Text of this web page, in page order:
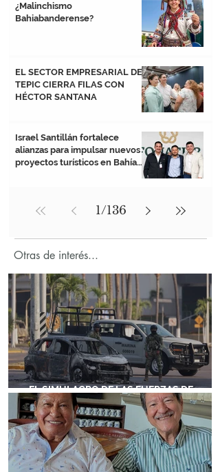
¿Malinchismo
Bahiabanderense?
EL SECTOR EMPRESARIAL DE
TEPIC CIERRA FILAS CON
HÉCTOR SANTANA
Israel Santillán fortalece
alianzas para impulsar nuevos
proyectos turísticos en Bahía
1/136
Otras de interés...
EL SIMULACRO DE LAS FUERZAS DE
SEGURIDAD